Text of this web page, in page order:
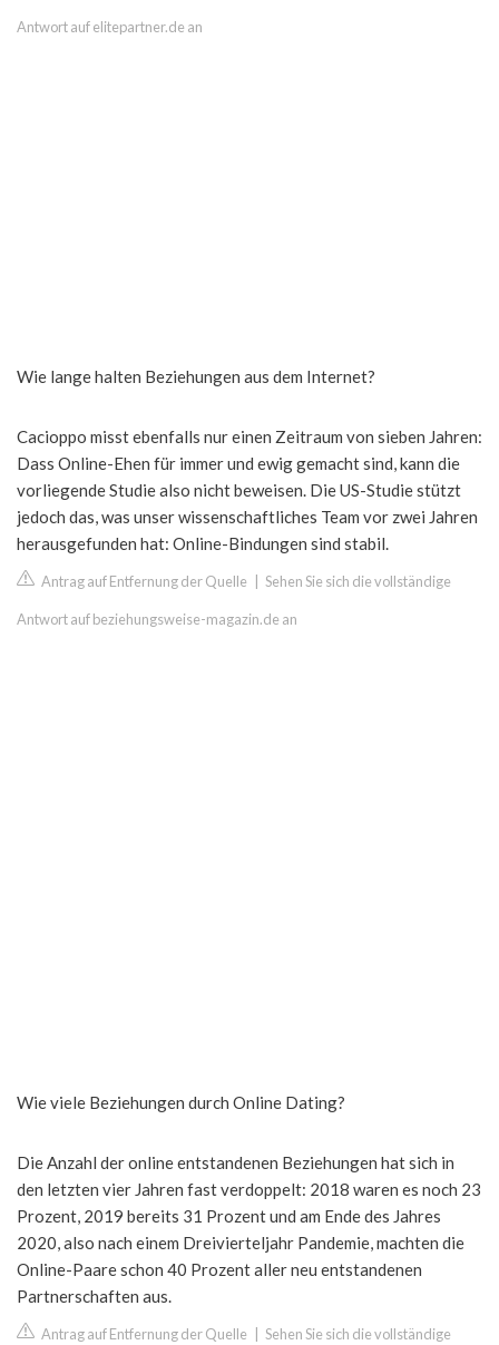
Antwort auf elitepartner.de an
Wie lange halten Beziehungen aus dem Internet?
Cacioppo misst ebenfalls nur einen Zeitraum von sieben Jahren:
Dass Online-Ehen für immer und ewig gemacht sind, kann die
vorliegende Studie also nicht beweisen. Die US-Studie stützt
jedoch das, was unser wissenschaftliches Team vor zwei Jahren
herausgefunden hat: Online-Bindungen sind stabil.
Antrag auf Entfernung der Quelle Sehen Sie sich die vollständige
Antwort auf beziehungsweise-magazin.de an
Wie viele Beziehungen durch Online Dating?
Die Anzahl der online entstandenen Beziehungen hat sich in
den letzten vier Jahren fast verdoppelt: 2018 waren es noch 23
Prozent, 2019 bereits 31 Prozent und am Ende des Jahres
2020, also nach einem Dreivierteljahr Pandemie, machten die
Online-Paare schon 40 Prozent aller neu entstandenen
Partnerschaften aus.
Antrag auf Entfernung der Quelle Sehen Sie sich die vollständige